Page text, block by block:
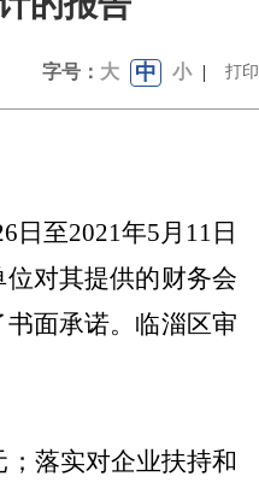
字号： 大 中 小 | 打印
日至2021年5月 11 日
对其提供的财务会
面承诺。临淄区审
；落实对企业扶持和